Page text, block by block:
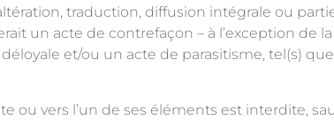
traduction, diffusion intégrale ou
un acte de contrefaçon – à l’exception de
et/ou un acte de parasitisme, tel(s)
ou vers l’un de ses éléments est interdite,